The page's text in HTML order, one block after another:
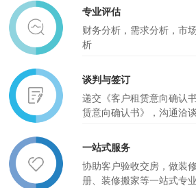
专业评估
财务分析，需求分析，市
析
谈判与签订
递交《客户租赁意向确认
赁意向确认书》，沟通洽
一站式服务
协助客户验收交房，做装
册、装修搬家等一站式专